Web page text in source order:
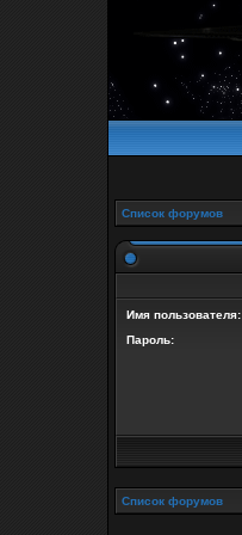
Список форумов
Имя пользователя:
Пароль:
Список форумов